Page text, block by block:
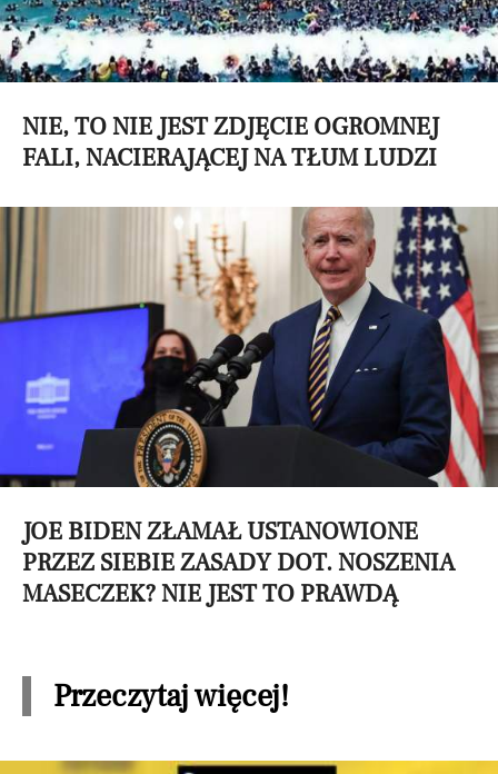
NIE, TO NIE JEST ZDJĘCIE OGROMNEJ
FALI, NACIERAJĄCEJ NA TŁUM LUDZI
JOE BIDEN ZŁAMAŁ USTANOWIONE
PRZEZ SIEBIE ZASADY DOT. NOSZENIA
MASECZEK? NIE JEST TO PRAWDĄ
Przeczytaj więcej!